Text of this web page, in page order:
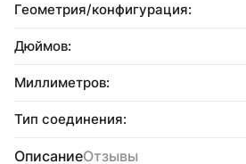
Геометрия/конфигурация:
Дюймов:
Миллиметров:
Тип соединения:
ОписаниеОтзывы